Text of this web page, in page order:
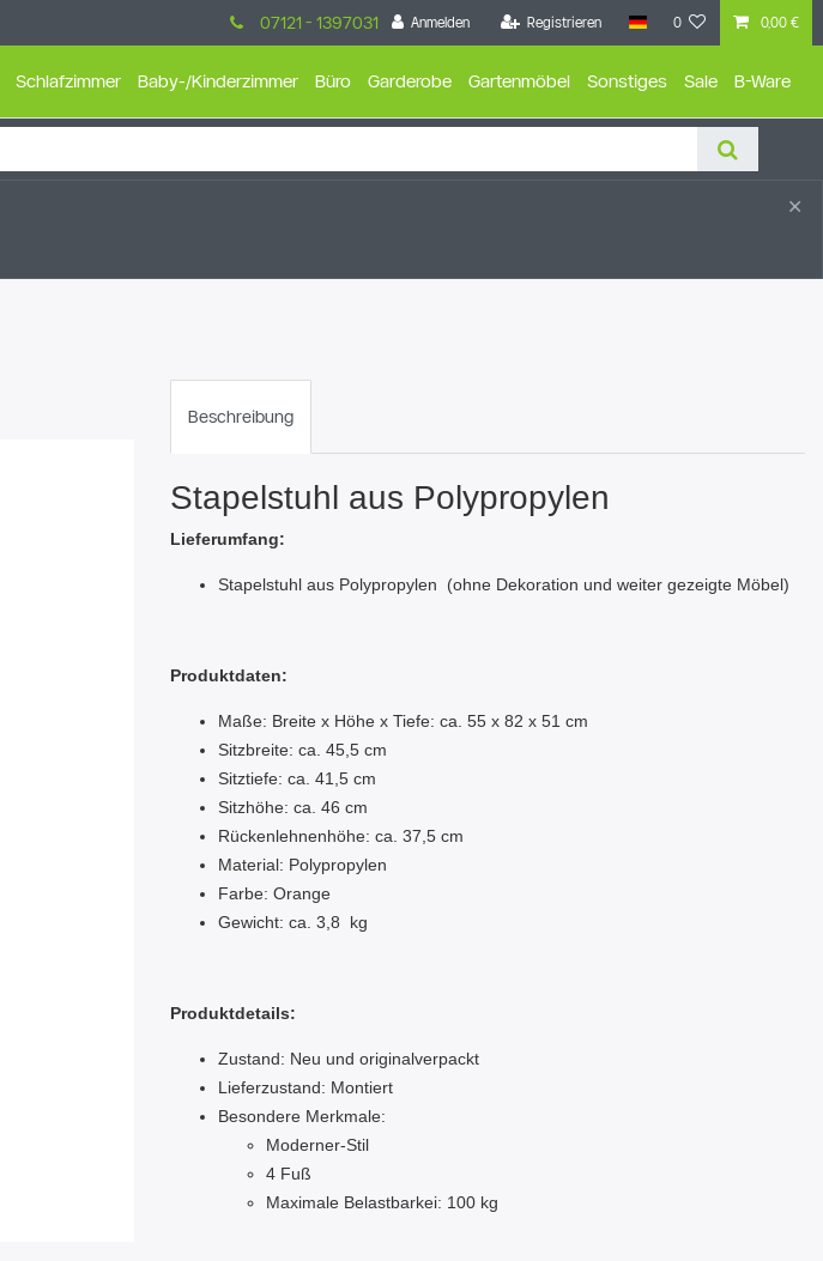
Anmelden Registrieren 0 0,00 €
07121 - 1397031
Schlafzimmer Baby-/Kinderzimmer Büro Garderobe Gartenmöbel Sonstiges Sale B-Ware
×
Beschreibung
Stapelstuhl aus Polypropylen
Lieferumfang:
Stapelstuhl aus Polypropylen (ohne Dekoration und weiter gezeigte Möbel)
Produktdaten:
Maße: Breite x Höhe x Tiefe: ca. 55 x 82 x 51 cm
Sitzbreite: ca. 45,5 cm
Sitztiefe: ca. 41,5 cm
Sitzhöhe: ca. 46 cm
Rückenlehnenhöhe: ca. 37,5 cm
Material: Polypropylen
Farbe: Orange
Gewicht: ca. 3,8 kg
Produktdetails:
Zustand: Neu und originalverpackt
Lieferzustand: Montiert
Besondere Merkmale:
Moderner-Stil
4 Fuß
Maximale Belastbarkei: 100 kg